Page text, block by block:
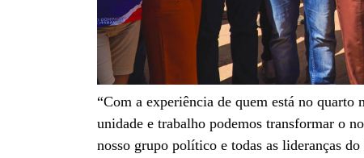
“Com a experiência de quem está no
unidade e trabalho podemos transformar o
nosso grupo político e todas as lideranças